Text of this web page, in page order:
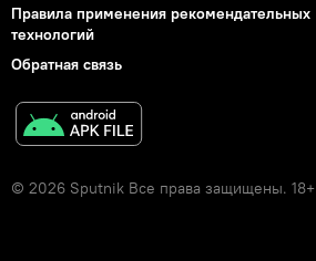
Правила применения рекомендательных
технологий
Обратная связь
© 2026 Sputnik Все права защищены. 18+